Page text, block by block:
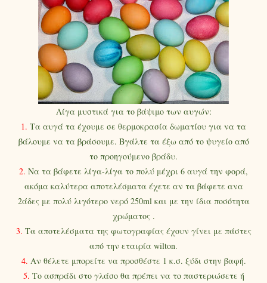
Λίγα μυστικά για το βάψιμο των αυγών:
1. Τα αυγά τα έχουμε σε θερμοκρασία δωματίου για να τα
βάλουμε να τα βράσουμε. Βγάλτε τα έξω από το ψυγείο από
το προηγούμενο βράδυ.
2. Να τα βάφετε λίγα-λίγα το πολύ μέχρι 6 αυγά την φορά,
ακόμα καλύτερα αποτελέσματα έχετε αν τα βάφετε ανα
2άδες με πολύ λιγότερο νερό 250ml και με την ίδια ποσότητα
χρώματος .
3. Τα αποτελέσματα της φωτογραφίας έχουν γίνει με πάστες
από την εταιρία wilton.
4. Αν θέλετε μπορείτε να προσθέστε 1 κ.σ. ξύδι στην βαφή.
5. Το ασπράδι στο γλάσο θα πρέπει να το παστεριώσετε ή